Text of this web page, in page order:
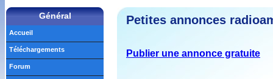
Petites annonces
Publier une annonce gratuite
Général
Accueil
Téléchargements
Forum